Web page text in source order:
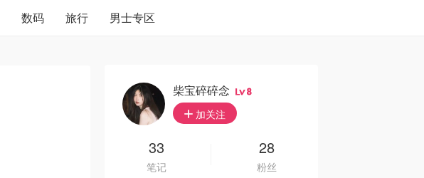
数码 旅行 男士专区
柴宝碎碎念 8
加关注
33
笔记
28
粉丝